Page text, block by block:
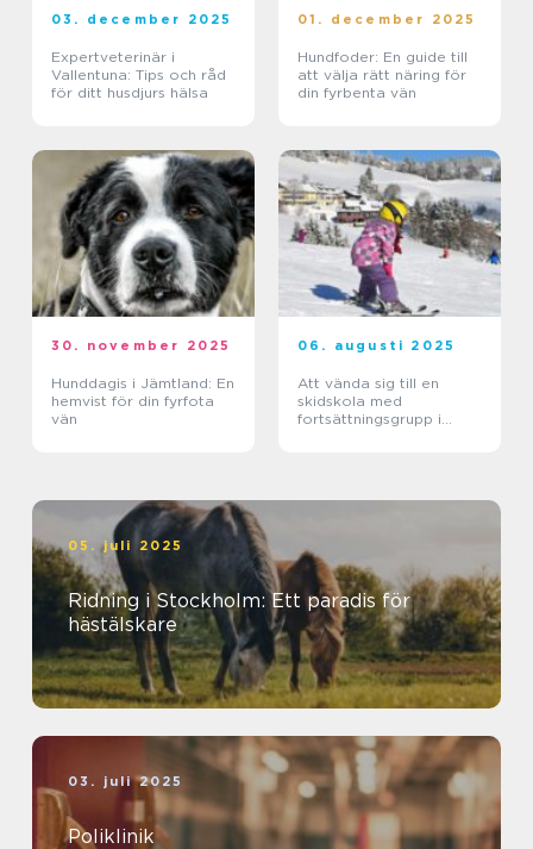
03. december 2025
Expertveterinär i
Vallentuna: Tips och råd
för ditt husdjurs hälsa
01. december 2025
Hundfoder: En guide till
att välja rätt näring för
din fyrbenta vän
30. november 2025
Hunddagis i Jämtland: En
hemvist för din fyrfota
vän
06. augusti 2025
Att vända sig till en
skidskola med
fortsättningsgrupp i
05. juli 2025
Ridning i Stockholm: Ett paradis för
hästälskare
03. juli 2025
Poliklinik